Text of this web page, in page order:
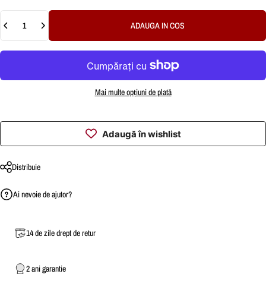
ADAUGA IN COS
Mai multe opțiuni de plată
Adaugă în wishlist
Distribuie
Ai nevoie de ajutor?
14 de zile drept de retur
2 ani garantie